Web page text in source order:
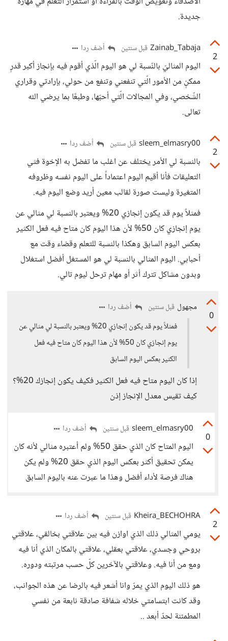
جديدة.
2
Zainab_Tabaja قبل سنتين أضف ردا
اليوم المثاليّ بالنّسبة لي هو اليوم الّذي أقوم فيه بإنجاز أكبر قدرٍ
ممكنٍ من الأمور الّتي تنفعني وتنفع من حولي، بإرادتي وقراري
الشّخصي، وفي المجالات الّتي أحبّها، وطبعًا بما يرضي الله
تعالى.
2
sleem_elmasry00 قبل سنتين أضف ردا
بالنسبة لي الأمر يختلف عن اغلب ما تفضل به الإخوة فثي
التعليقات فأنا أقيم اليوم اعتماداً على اليوم نفسه وظروفه
المتغيرة وليست صورة لقالب معين أريد وضع اليوم فيه.
فمثلاً يوم قد يكون إنجازي 20% ويعتبر بالنسبة لي مثالي عن
يوم إنجازي كان 50% لأن هذا اليوم كان متاح فيه فعل الكثير
بعكس اليوم السابق وهكذا بالنسبة للتعلم وقضاء وقت مع
أحبابي. اليوم المثالي بالنسبة لي هو المستغل أفضل استغلال
وبدون مشاكل تترك أثر أو مهام ترحل ليوم تالي.
0
مجهول قبل سنتين
أضف ردا
فمثلاً يوم قد يكون إنجازي 20% ويعتبر بالنسبة لي مثالي عن
يوم إنجازي كان 50% لأن هذا اليوم كان متاح فيه فعل
الكثير بعكس اليوم السابق
إذا كان اليوم متاح فيه فعل الكثير فكيف يكون إنجازك 20%؟
كيف تقيس معدل الإنجاز إذن
0
sleem_elmasry00 قبل سنتين أضف ردا
اليوم المتاح كان الذي حقق 50% ولم أعتبره مثالي لأنه كان
يمكن تحقيق أكثر بعكس اليوم الذي حقق 20% ولم يكن
هناك فرصة لأداء أفضل وهذا ما عبرت عنه باليوم السابق
2
Kheira_BECHOHRA قبل سنتين أضف ردا
يومي المثالي ذلك الذي اوازن فيه بين علاقتي بخالقي، علاقتي
بروحي وجسدي، علاقتي بعقلي، علاقتي بالمكان الذي أنا فيه
ومع من أنا فيه. وعلاقتي بالآخرين كلّ حسب مرتبته ودوره.
هو ذلك اليوم الذي يمرّ وانا أشعر فيه بالرضا عن هذه الجوانب،
وقد كانت ابتسامتي خلاله شفافة صادقة نابعة من نفسي
المطمئنة لحدّ أبعد ..